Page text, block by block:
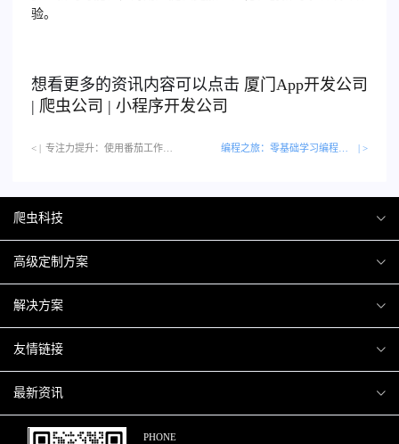
验。
想看更多的资讯内容可以点击 厦门 App开发公司
| 爬虫公司 | 小程序开发公司
< | | >
爬虫科技
爬虫案例
关于爬虫
高级定制方案
H5互动营销
微信小程序
解决方案
商城解决方案
商城会员积分商城解决方案
网站解决方案
友情链接
厦门小程序开发
厦门APP开发
最新资讯
行业资讯 PHONE